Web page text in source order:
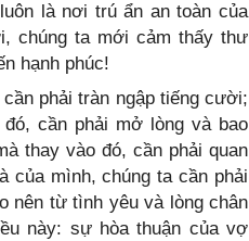
là nơi trú ẩn an toàn của
chúng ta mới cảm thấy thư
hạnh phúc!
phải tràn ngập tiếng cười;
cần phải mở lòng và bao
thay vào đó, cần phải quan
của mình, chúng ta cần phải
nên từ tình yêu và lòng chân
này: sự hòa thuận của vợ